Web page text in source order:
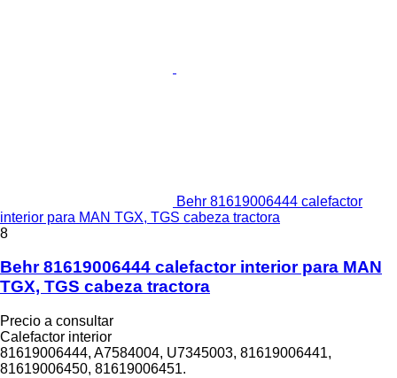
Behr 81619006444 calefactor
interior para MAN TGX, TGS cabeza tractora
8
Behr 81619006444 calefactor interior para MAN
TGX, TGS cabeza tractora
Precio a consultar
Calefactor interior
81619006444, A7584004, U7345003, 81619006441,
81619006450, 81619006451.